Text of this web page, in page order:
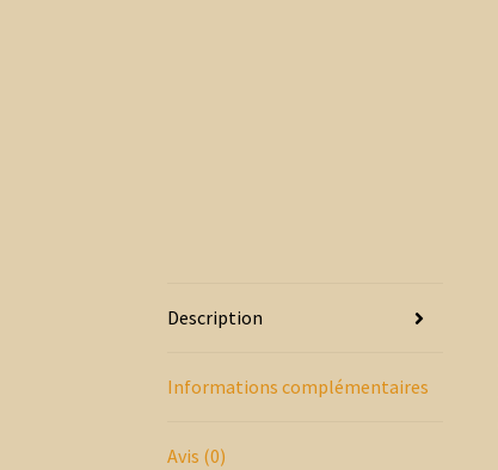
Description
Informations complémentaires
Avis (0)